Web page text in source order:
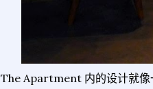
The Apartment 内的设计就像